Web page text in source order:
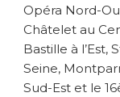
Opéra Nord-
Châtelet au
Bastille à l’Est,
Seine,
Sud-Est et le